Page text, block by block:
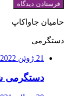
حامیان جاواکاپ
دستگرمی
21 ژوئن 2022
دستگرمی